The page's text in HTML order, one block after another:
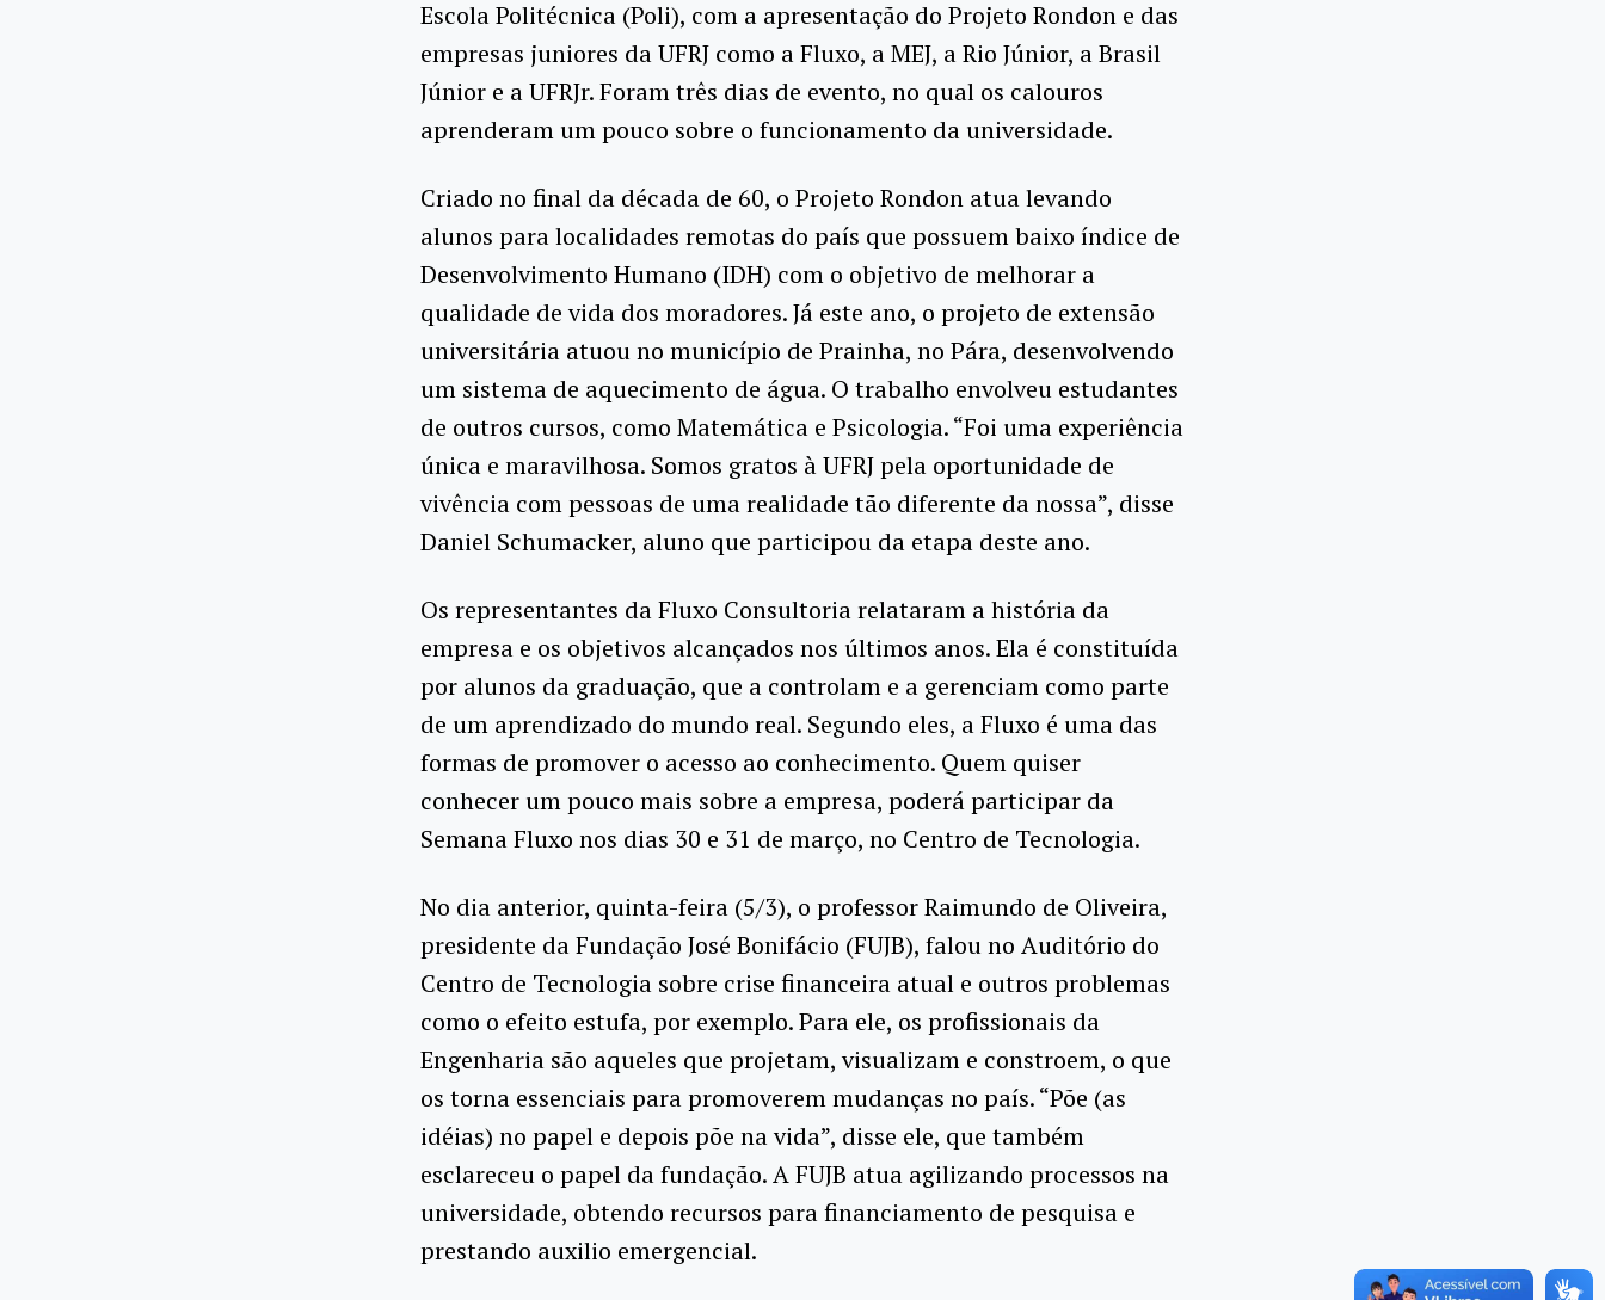
Escola Politécnica (Poli), com a apresentação do Projeto Rondon e das
empresas juniores da UFRJ como a Fluxo, a MEJ, a Rio Júnior, a Brasil
Júnior e a UFRJr. Foram três dias de evento, no qual os calouros
aprenderam um pouco sobre o funcionamento da universidade.
Criado no final da década de 60, o Projeto Rondon atua levando
alunos para localidades remotas do país que possuem baixo índice de
Desenvolvimento Humano (IDH) com o objetivo de melhorar a
qualidade de vida dos moradores. Já este ano, o projeto de extensão
universitária atuou no município de Prainha, no Pára, desenvolvendo
um sistema de aquecimento de água. O trabalho envolveu estudantes
de outros cursos, como Matemática e Psicologia. “Foi uma experiência
única e maravilhosa. Somos gratos à UFRJ pela oportunidade de
vivência com pessoas de uma realidade tão diferente da nossa”, disse
Daniel Schumacker, aluno que participou da etapa deste ano.
Os representantes da Fluxo Consultoria relataram a história da
empresa e os objetivos alcançados nos últimos anos. Ela é constituída
por alunos da graduação, que a controlam e a gerenciam como parte
de um aprendizado do mundo real. Segundo eles, a Fluxo é uma das
formas de promover o acesso ao conhecimento. Quem quiser
conhecer um pouco mais sobre a empresa, poderá participar da
Semana Fluxo nos dias 30 e 31 de março, no Centro de Tecnologia.
No dia anterior, quinta-feira (5/3), o professor Raimundo de Oliveira,
presidente da Fundação José Bonifácio (FUJB), falou no Auditório do
Centro de Tecnologia sobre crise financeira atual e outros problemas
como o efeito estufa, por exemplo. Para ele, os profissionais da
Engenharia são aqueles que projetam, visualizam e constroem, o que
os torna essenciais para promoverem mudanças no país. “Põe (as
idéias) no papel e depois põe na vida”, disse ele, que também
esclareceu o papel da fundação. A FUJB atua agilizando processos na
universidade, obtendo recursos para financiamento de pesquisa e
prestando auxilio emergencial.